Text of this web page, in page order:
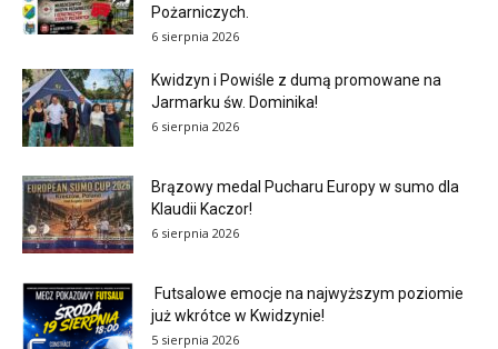
Pożarniczych.
6 sierpnia 2026
Kwidzyn i Powiśle z dumą promowane na
Jarmarku św. Dominika!
6 sierpnia 2026
Brązowy medal Pucharu Europy w sumo dla
Klaudii Kaczor!
6 sierpnia 2026
Futsalowe emocje na najwyższym poziomie
już wkrótce w Kwidzynie!
5 sierpnia 2026